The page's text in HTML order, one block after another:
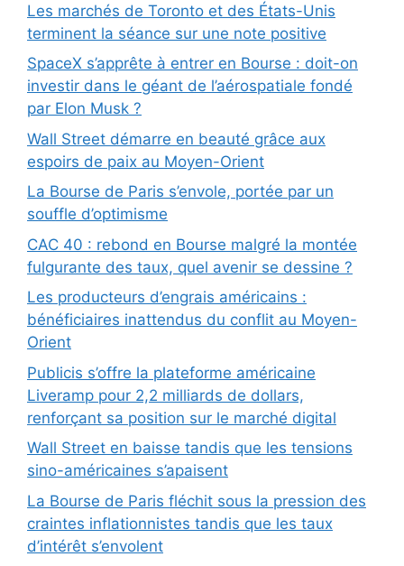
Les marchés de Toronto et des États-Unis
terminent la séance sur une note positive
SpaceX s’apprête à entrer en Bourse : doit-on
investir dans le géant de l’aérospatiale fondé
par Elon Musk ?
Wall Street démarre en beauté grâce aux
espoirs de paix au Moyen-Orient
La Bourse de Paris s’envole, portée par un
souffle d’optimisme
CAC 40 : rebond en Bourse malgré la montée
fulgurante des taux, quel avenir se dessine ?
Les producteurs d’engrais américains :
bénéficiaires inattendus du conflit au Moyen-
Orient
Publicis s’offre la plateforme américaine
Liveramp pour 2,2 milliards de dollars,
renforçant sa position sur le marché digital
Wall Street en baisse tandis que les tensions
sino-américaines s’apaisent
La Bourse de Paris fléchit sous la pression des
craintes inflationnistes tandis que les taux
d’intérêt s’envolent